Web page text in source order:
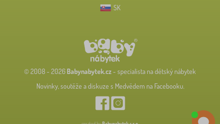
SK
© 2008 - 2026 Babynabytek.cz- specialista na dětský nábytek
Novinky, soutěže a diskuze s Medvědem na Facebooku.